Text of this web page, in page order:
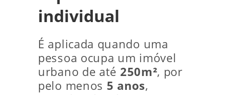
individual
É aplicada quando uma
pessoa ocupa um imóvel
urbano de até 250m², por
pelo menos 5 anos,